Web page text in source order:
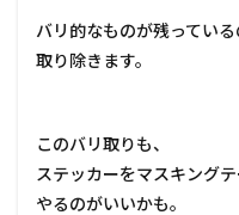
バリ的なものが残っている
取り除きます。
このバリ取りも、
ステッカーをマスキング
やるのがいいかも。